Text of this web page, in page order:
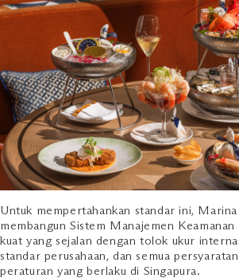
Untuk mempertahankan standar ini, Marina
membangun Sistem Manajemen
kuat yang sejalan dengan tolok ukur
standar perusahaan, dan semua
peraturan yang berlaku di Singapura.